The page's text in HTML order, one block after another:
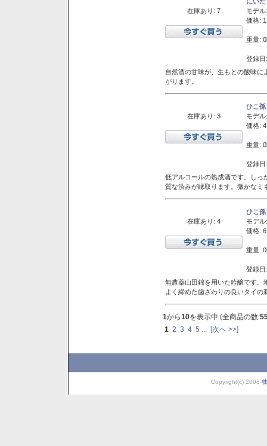
在庫あり: 7
モデル:
価格:
重量:
登録
自然酒の甘味が、生もとの酸味
がります。
在庫あり: 3
ひこ
モデル:
価格:
重量:
登録
低アルコールの熟成酒です。しっ
質な渋みが縁取ります。微かなミ
在庫あり: 4
ひこ
モデル:
価格:
重量:
登録
無農薬山田錦を用いた吟醸です
よく締めた歯ざわりの良いタイ
1から10を表示中 (全商品の数:
1 2 3 4 5 [次へ >>]
Copyright(c) 2008